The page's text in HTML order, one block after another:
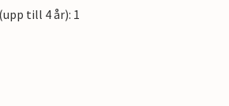
till 4 år): 1